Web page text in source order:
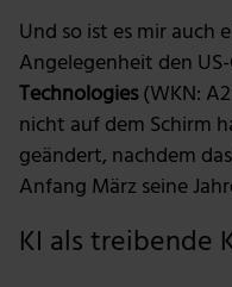
Und so ist es mir auch
Angelegenheit den
Technologies(WKN:
nicht auf dem Schirm
geändert, nachdem
Anfang März seine
KI als treibende